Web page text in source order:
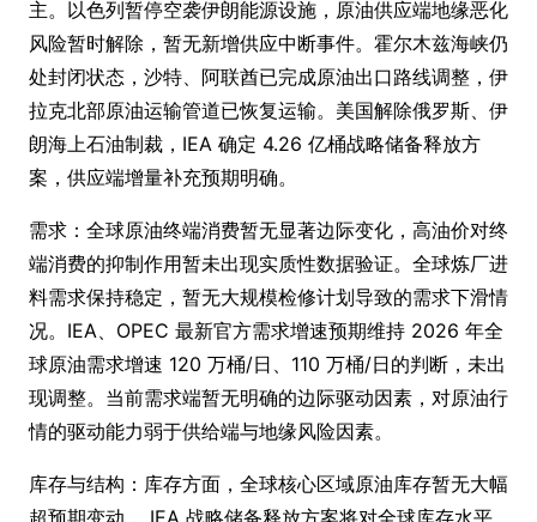
主。以色列暂停空袭伊朗能源设施，原油供应端地缘恶化
风险暂时解除，暂无新增供应中断事件。霍尔木兹海峡仍
处封闭状态，沙特、阿联酋已完成原油出口路线调整，伊
拉克北部原油运输管道已恢复运输。美国解除俄罗斯、伊
朗海上石油制裁，IEA 确定 4.26 亿桶战略储备释放方
案，供应端增量补充预期明确。
需求：全球原油终端消费暂无显著边际变化，高油价对终
端消费的抑制作用暂未出现实质性数据验证。全球炼厂进
料需求保持稳定，暂无大规模检修计划导致的需求下滑情
况。IEA、OPEC 最新官方需求增速预期维持 2026 年全
球原油需求增速 120 万桶/日、110 万桶/日的判断，未出
现调整。当前需求端暂无明确的边际驱动因素，对原油行
情的驱动能力弱于供给端与地缘风险因素。
库存与结构：库存方面，全球核心区域原油库存暂无大幅
超预期变动， IEA 战略储备释放方案将对全球库存水平